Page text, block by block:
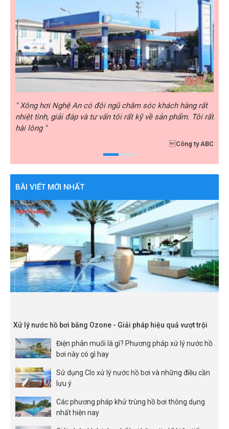
" Chất lượng sẩm phẩm của Xông hơi Nghệ An rất tốt,
chất lượng rất tốt, tôi rất yên tâm sử dụng sản phẩm của
Xông hơi Nghệ An "
Golf Xuân Thành
BÀI VIẾT MỚI NHẤT
Xử lý nước hồ bơi bằng Ozone - Giải pháp hiệu quả vượt trội
Điện phân muối là gì? Phương pháp xử lý nước hồ
bơi này có gì hay
Sử dụng Clo xử lý nước hồ bơi và những điều cần
lưu ý
Các phương pháp khử trùng hồ bơi thông dụng
nhất hiện nay